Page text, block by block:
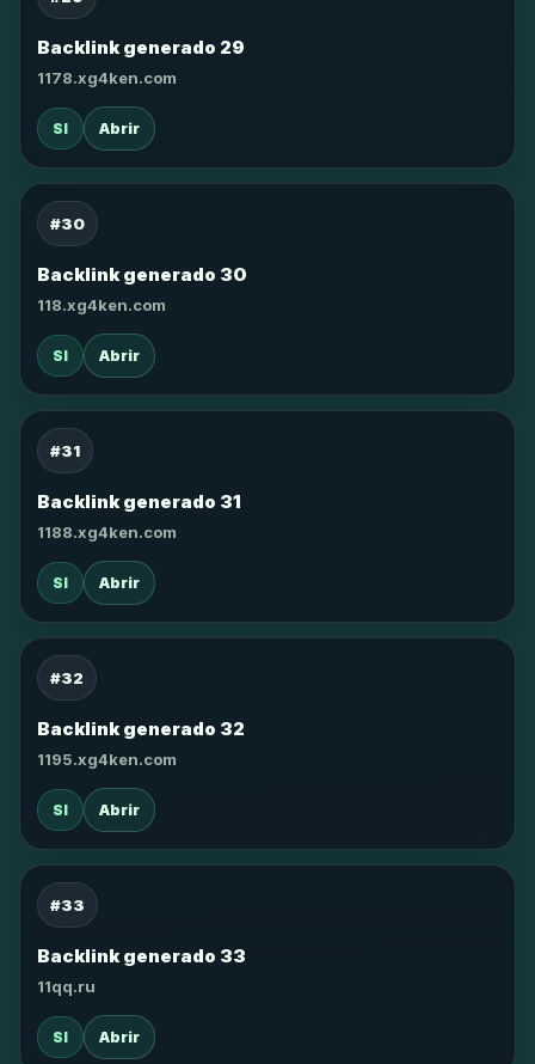
Backlink generado 29
1178.xg4ken.com
SI Abrir
#30
Backlink generado 30
118.xg4ken.com
SI Abrir
#31
Backlink generado 31
1188.xg4ken.com
SI Abrir
#32
Backlink generado 32
1195.xg4ken.com
SI Abrir
#33
Backlink generado 33
11qq.ru
SI Abrir